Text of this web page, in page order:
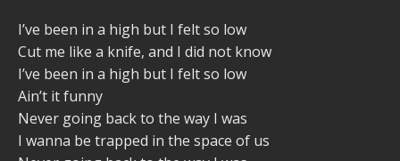
I’ve been in a high but I felt so low
Cut me like a knife, and I did not know
I’ve been in a high but I felt so low
Ain’t it funny
Never going back to the way I was
I wanna be trapped in the space of us